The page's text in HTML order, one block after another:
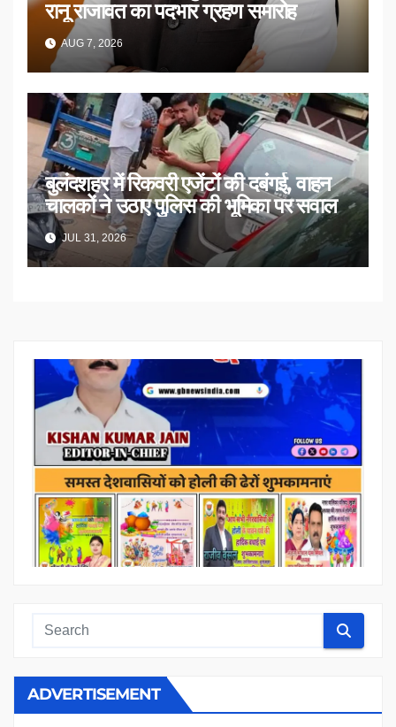
रानू राजावत का पदभार ग्रहण समारोह
AUG 7, 2026
बुलंदशहर में रिकवरी एजेंटों की दबंगई, वाहन
चालकों ने उठाए पुलिस की भूमिका पर सवाल
JUL 31, 2026
ADVERTISEMENT